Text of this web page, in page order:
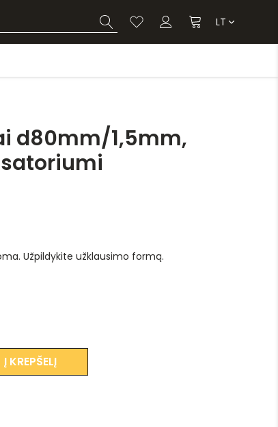
LT
d80mm/1,5mm,
Užpildykite užklausimo formą.
Į KREPŠELĮ